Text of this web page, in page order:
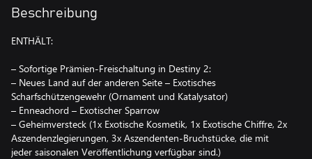
Beschreibung
ENTHÄLT:
– Sofortige Prämien-Freischaltung in Destiny 2:
– Neues Land auf der anderen Seite – Exotisches
Scharfschützengewehr (Ornament und Katalysator)
– Enneachord – Exotischer Sparrow
– Geheimversteck (1x Exotische Kosmetik, 1x Exotische Chiffre, 2x
Aszendenzlegierungen, 3x Aszendenten-Bruchstücke, die mit
jeder saisonalen Veröffentlichung verfügbar sind.)